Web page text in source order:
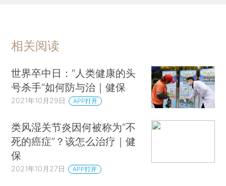
相关阅读
世界卒中日：“人类健康的头
号杀手”如何防与治｜健保
2021年10月29日 APP打开
类风湿关节炎因何被称为“不
死的癌症”？该怎么治疗｜健
保
2021年10月27日 APP打开